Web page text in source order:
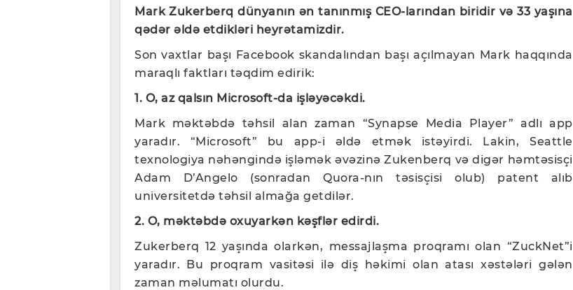
Mark Zukerberq dünyanın ən tanınmış CEO-larından biridir və 33 yaşına
qədər əldə etdikləri heyrətamizdir.
Son vaxtlar başı Facebook skandalından başı açılmayan Mark haqqında
maraqlı faktları təqdim edirik:
1. O, az qalsın Microsoft-da işləyəcəkdi.
Mark məktəbdə təhsil alan zaman “Synapse Media Player” adlı app
yaradır. “Microsoft” bu app-i əldə etmək istəyirdi. Lakin, Seattle
texnologiya nəhəngində işləmək əvəzinə Zukenberq və digər həmtəsisçi
Adam D’Angelo (sonradan Quora-nın təsisçisi olub) patent alıb
universitetdə təhsil almağa getdilər.
2. O, məktəbdə oxuyarkən kəşflər edirdi.
Zukerberq 12 yaşında olarkən, messajlaşma proqramı olan “ZuckNet”i
yaradır. Bu proqram vasitəsi ilə diş həkimi olan atası xəstələri gələn
zaman məlumatı olurdu.